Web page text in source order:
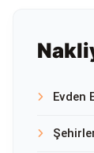
Evden